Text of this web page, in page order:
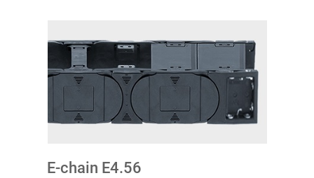
E-chain E4.56